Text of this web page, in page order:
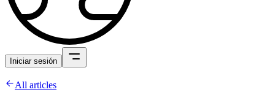
Iniciar sesión
All articles